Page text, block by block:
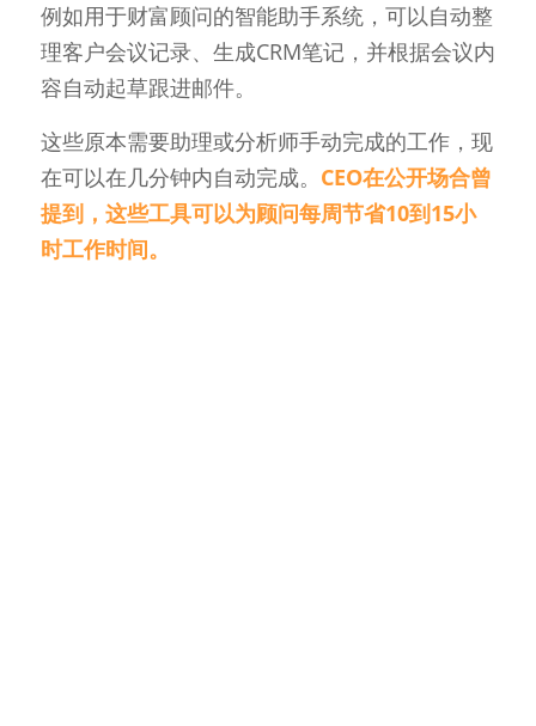
例如用于财富顾问的智能助手系统，可以自动整
理客户会议记录、生成CRM笔记，并根据会议内
容自动起草跟进邮件。
这些原本需要助理或分析师手动完成的工作，现
在可以在几分钟内自动完成。 CEO在公开场合曾
提到，这些工具可以为顾问每周节省10到15小
时工作时间。